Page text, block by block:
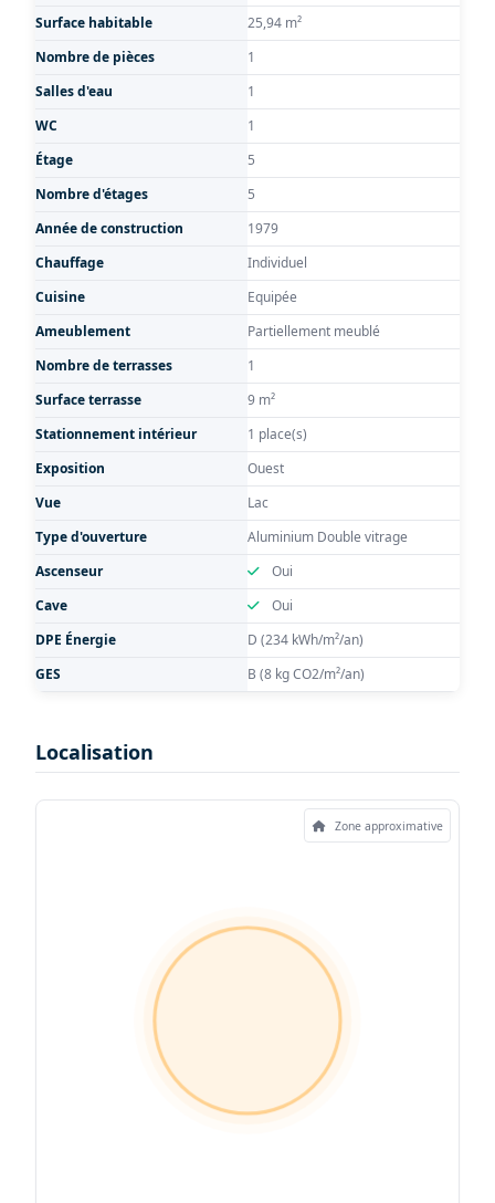
Surface habitable
25,94 m²
Nombre de pièces
1
Salles d'eau
1
WC
1
Étage
5
Nombre d'étages
5
Année de construction
1979
Chauffage
Individuel
Cuisine
Equipée
Ameublement
Partiellement meublé
Nombre de terrasses
1
Surface terrasse
9 m²
Stationnement intérieur
1 place(s)
Exposition
Ouest
Vue
Lac
Type d'ouverture
Aluminium Double vitrage
Ascenseur
Oui
Cave
Oui
DPE Énergie
D (234 kWh/m²/an)
GES
B (8 kg CO2/m²/an)
Localisation
Zone approximative